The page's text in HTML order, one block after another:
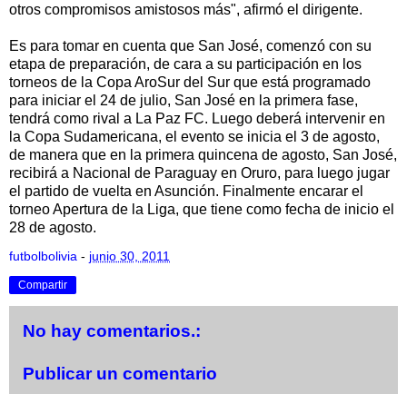
otros compromisos amistosos más", afirmó el dirigente.
Es para tomar en cuenta que San José, comenzó con su
etapa de preparación, de cara a su participación en los
torneos de la Copa AroSur del Sur que está programado
para iniciar el 24 de julio, San José en la primera fase,
tendrá como rival a La Paz FC. Luego deberá intervenir en
la Copa Sudamericana, el evento se inicia el 3 de agosto,
de manera que en la primera quincena de agosto, San José,
recibirá a Nacional de Paraguay en Oruro, para luego jugar
el partido de vuelta en Asunción. Finalmente encarar el
torneo Apertura de la Liga, que tiene como fecha de inicio el
28 de agosto.
futbolbolivia - junio 30, 2011
Compartir
No hay comentarios.:
Publicar un comentario